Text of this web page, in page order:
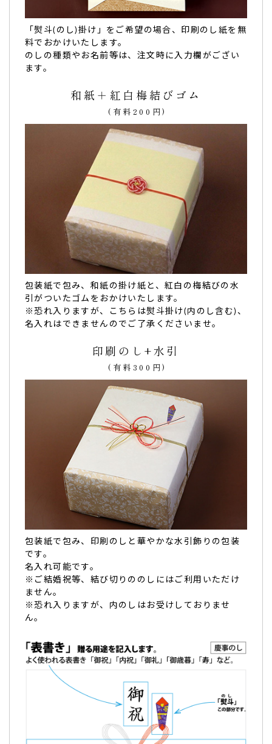
でもらえました。
今回「どらやき」をお願いしたのですが、
りに大満足で、皆にもすごく喜んでもらえました。
て頂き、本当にお願いして良かったです。
ありがとう御座いました！（me様）
ありがとうございますの名入れどら焼き
「もじどら」(5個入り)
職場で夜勤の際に、頻繁にお菓子をくれる職員
いことに驚きました。
なにより驚いたのは、化粧箱が立派な上に、ダンボールから
取り出しやすいように包装紙を入れて取り出しやすいように
お気遣いが嬉しいです。
に２個づつ、あとは自宅用と思って１０個購入しました。
しかし、今回は、職場で緊急事態が起きて、３人の職員にゆ
っくり渡す機会がなく、やっとの思いで１人の職員にだけ渡
せました。もったいないことに、８個は自宅用になってしま
どら焼はすごくフカフカで優しい甘味！
美味しくて何個でも食べられちゃうので、これなら、１人の
職員にもっと渡しておけば良かった～と思いました。
機会がありましたらまた注文したいと思います。（アイたん
ご購入頂いた商品：ありがとうございますの名入れどら焼き
「もじどら」（10個入り）
退職でどら焼きを部署の方に配りました。文字も
はっきり綺麗に書かれていて…
退職でどら焼きを部署の方に配りました。
文字もはっきり綺麗に書かれていて、素材にこだわっている
と大変喜んでもらえました。
迅速で丁寧なご対応でスムーズに購入させて頂き、助かりま
「熨斗(のし)掛け」をご希望の場合、印刷のし紙を無
料でおかけいたします。
のしの種類やお名前等は、注文時に入力欄がござい
ます。
和紙＋紅白梅結びゴム
(有料200円)
包装紙で包み、和紙の掛け紙と、紅白の梅結びの水
引がついたゴムをおかけいたします。
※恐れ入りますが、こちらは熨斗掛け(内のし含む)、
名入れはできませんのでご了承くださいませ。
印刷のし+水引
(有料300円)
包装紙で包み、印刷のしと華やかな水引飾りの包装
です。
名入れ可能です。
※ご結婚祝等、結び切りののしにはご利用いただけ
ません。
※恐れ入りますが、内のしはお受けしておりませ
ん。